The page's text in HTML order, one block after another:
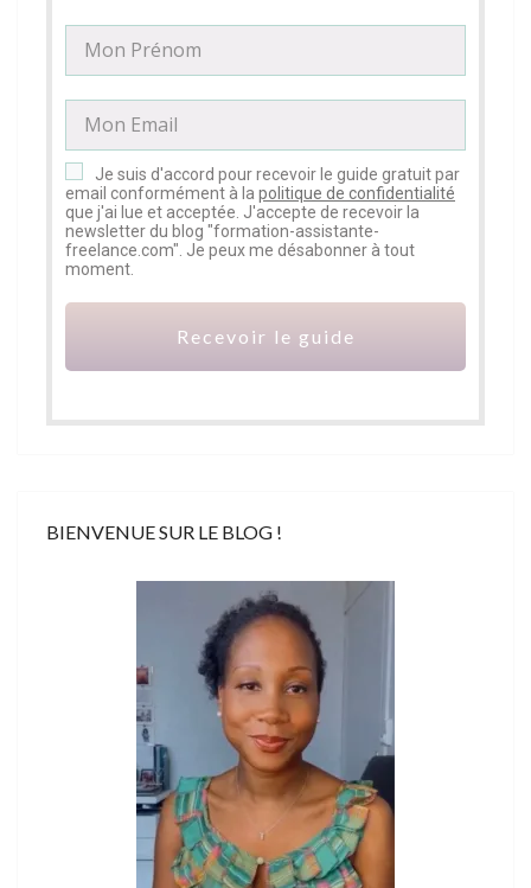
Je suis d'accord pour recevoir le guide gratuit par
email conformément à la politique de confidentialité
que j'ai lue et acceptée. J'accepte de recevoir la
newsletter du blog "formation-assistante-
freelance.com". Je peux me désabonner à tout
moment.
Recevoir le guide
BIENVENUE SUR LE BLOG !